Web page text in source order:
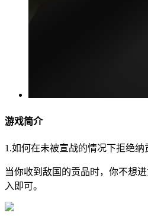
游戏简介
1.如何在未被宣战的情况下拒绝纳
当你收到敌国的贡品时，你不想
入即可。